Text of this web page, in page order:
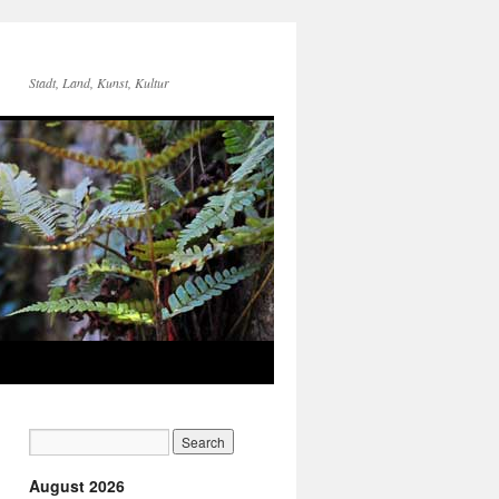
Stadt, Land, Kunst, Kultur
August 2026